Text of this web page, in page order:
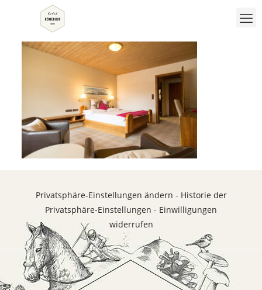
Privatsphäre-Einstellungen ändern - Historie der
Privatsphäre-Einstellungen - Einwilligungen
widerrufen